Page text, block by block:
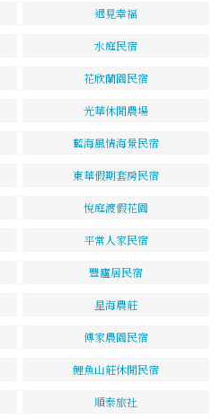
遇見幸福
水庭民宿
花欣蘭園民宿
光華休閒農場
藍海風情海景民宿
東華假期套房民宿
悅庭渡假花園
平常人家民宿
豐廬居民宿
星海農莊
傅家農園民宿
鯉魚山莊休閒民宿
順泰旅社